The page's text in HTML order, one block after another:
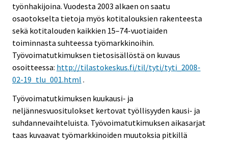
työnhakijoina. Vuodesta 2003 alkaen on saatu
osaotokselta tietoja myös kotitalouksien rakenteesta
sekä kotitalouden kaikkien 15–74-vuotiaiden
toiminnasta suhteessa työmarkkinoihin.
Työvoimatutkimuksen tietosisällöstä on kuvaus
osoitteessa: http://tilastokeskus.fi/til/tyti/tyti_2008-
02-19_tlu_001.html .
Työvoimatutkimuksen kuukausi- ja
neljännesvuositulokset kertovat työllisyyden kausi- ja
suhdannevaihteluista. Työvoimatutkimuksen aikasarjat
taas kuvaavat työmarkkinoiden muutoksia pitkillä